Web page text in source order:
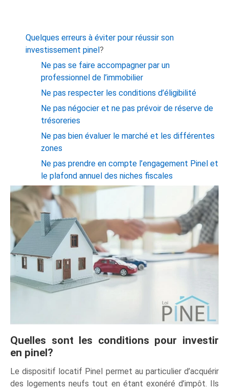
Quelques erreurs à éviter pour réussir son
investissement pinel?
Ne pas se faire accompagner par un
professionnel de l’immobilier
Ne pas respecter les conditions d’éligibilité
Ne pas négocier et ne pas prévoir de réserve de
trésoreries
Ne pas bien évaluer le marché et les différentes
zones
Ne pas prendre en compte l’engagement Pinel et
le plafond annuel des niches fiscales
Quelles sont les conditions pour investir
en pinel?
Le dispositif locatif Pinel permet au particulier d’acquérir
des logements neufs tout en étant exonéré d’impôt. Ils